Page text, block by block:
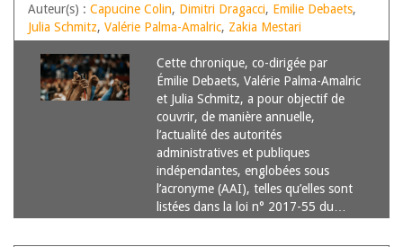
Auteur(s) : Capucine Colin, Dimitri Dragacci, Emilie Debaets,
Julia Schmitz, Valérie Palma-Amalric, Zakia Mestari
Cette chronique, co-dirigée par
Émilie Debaets, Valérie Palma-Amalric
et Julia Schmitz, a pour objectif de
couvrir, de manière annuelle,
l’actualité des autorités
administratives et publiques
indépendantes, englobées sous
l’acronyme (AAI), telles qu’elles sont
listées dans la loi n° 2017-55 du…